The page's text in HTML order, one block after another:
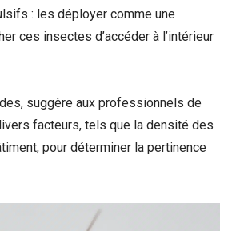
: les déployer comme une
ces insectes d’accéder à l’intérieur
suggère aux professionnels de
facteurs, tels que la densité des
pour déterminer la pertinence